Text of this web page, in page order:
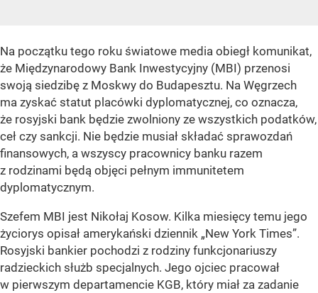
Na początku tego roku światowe media obiegł komunikat,
że Międzynarodowy Bank Inwestycyjny (MBI) przenosi
swoją siedzibę z Moskwy do Budapesztu. Na Węgrzech
ma zyskać statut placówki dyplomatycznej, co oznacza,
że rosyjski bank będzie zwolniony ze wszystkich podatków,
ceł czy sankcji. Nie będzie musiał składać sprawozdań
finansowych, a wszyscy pracownicy banku razem
z rodzinami będą objęci pełnym immunitetem
dyplomatycznym.
Szefem MBI jest Nikołaj Kosow. Kilka miesięcy temu jego
życiorys opisał amerykański dziennik „New York Times”.
Rosyjski bankier pochodzi z rodziny funkcjonariuszy
radzieckich służb specjalnych. Jego ojciec pracował
w pierwszym departamencie KGB, który miał za zadanie